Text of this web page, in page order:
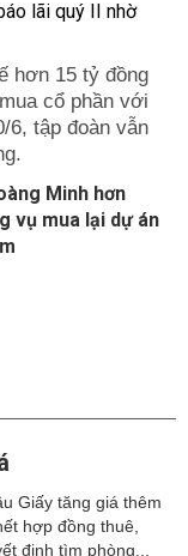
hơn 15 tỷ đồng
cổ phần với
6, tập đoàn vẫn
Minh hơn
vụ mua lại dự án
Giấy tăng giá thêm
hợp đồng thuê,
định tìm phòng...